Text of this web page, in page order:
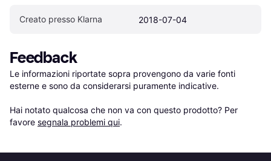
Creato presso Klarna 2018-07-04
Feedback
Le informazioni riportate sopra provengono da varie fonti
esterne e sono da considerarsi puramente indicative.
Hai notato qualcosa che non va con questo prodotto? Per
favore segnala problemi qui.